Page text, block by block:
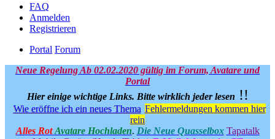
FAQ
Anmelden
Registrieren
Portal Forum
Neue Regelung Ab 02.02.2020 gültig im Forum, Avatare und
Portal
Hier einige wichtige Links. Bitte wirklich jeder lesen !!
Wie eröffne ich ein neues Thema Fehlermeldungen kommen hier
rein
Alles Rot Avatare Hochladen. Die Neue Quasselbox Tapatalk